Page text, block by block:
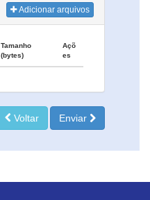
Adicionar arquivos
Tamanho
(bytes)
Açõ
es
Voltar Enviar